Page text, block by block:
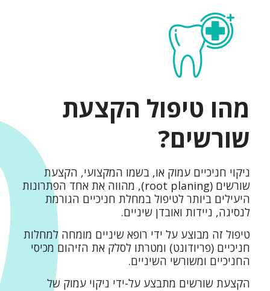
מהו טיפול הקצעת
שורשים?
ניקוי חניכיים עמוק או, בשמו המקצועי, הקצעת
שורשים (root planing), מהווה את אחד הפתרונות
היעילים ביותר לטיפול במחלת חניכיים הגורמת
לנסיגה, ניידות ואובדן שיניים.
טיפול זה מבוצע על ידי רופא שיניים מומחה למחלות
חניכיים (פריודונט) ומטרתו לסלק את הזיהום מכיסי
החניכיים ומשורשי השיניים.
הקצעת שורשים מתבצע על-ידי ניקוי עמוק של